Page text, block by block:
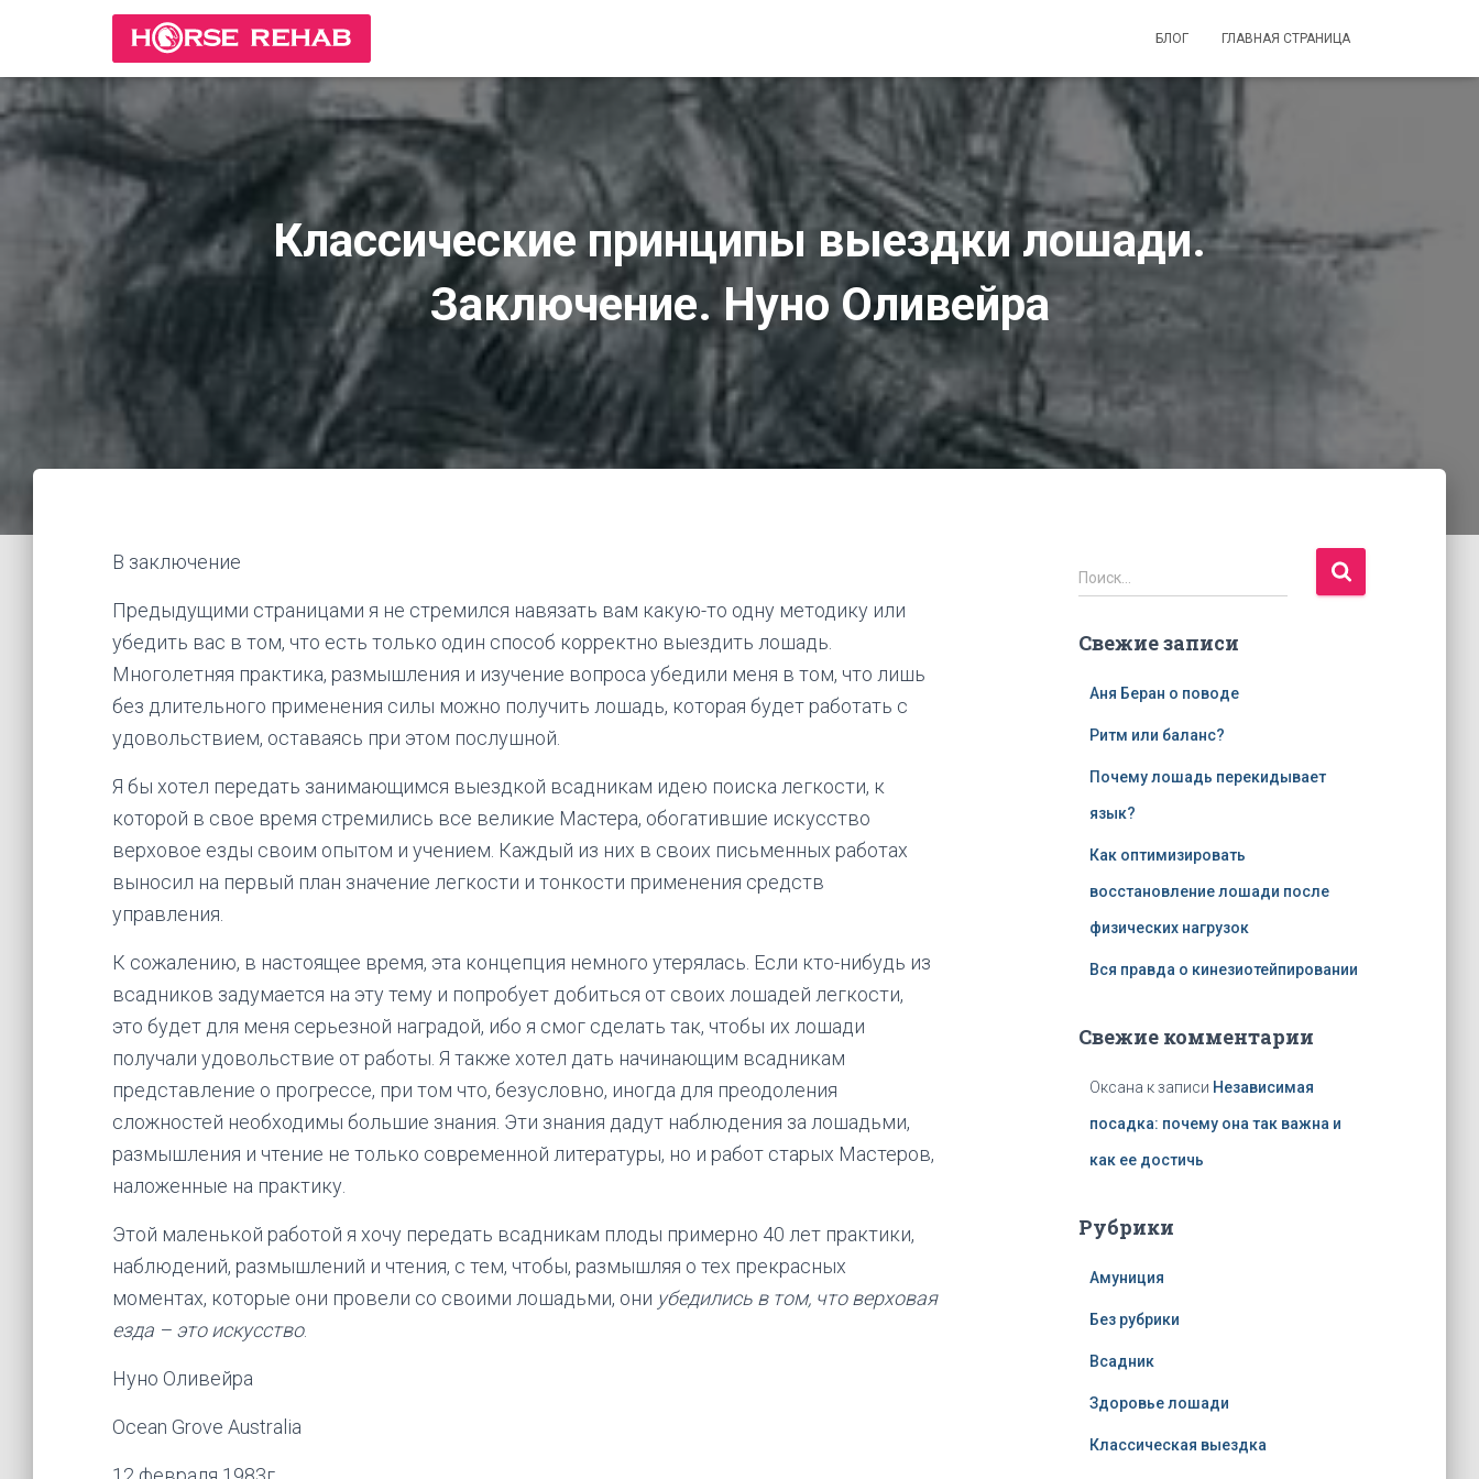
БЛОГ ГЛАВНАЯ СТРАНИЦА
Классические принципы выездки лошади.
Заключение. Нуно Оливейра
В заключение
Предыдущими страницами я не стремился навязать вам какую-то одну методику или
убедить вас в том, что есть только один способ корректно выездить лошадь.
Многолетняя практика, размышления и изучение вопроса убедили меня в том, что лишь
без длительного применения силы можно получить лошадь, которая будет работать c
удовольствием, оставаясь при этом послушной.
Я бы хотел передать занимающимся выездкой всадникам идею поиска легкости, к
которой в свое время стремились все великие Мастера, обогатившие искусство
верховое езды своим опытом и учением. Каждый из них в своих письменных работах
выносил на первый план значение легкости и тонкости применения средств
управления.
К сожалению, в настоящее время, эта концепция немного утерялась. Если кто-нибудь из
всадников задумается на эту тему и попробует добиться от своих лошадей легкости,
это будет для меня серьезной наградой, ибо я смог сделать так, чтобы их лошади
получали удовольствие от работы. Я также хотел дать начинающим всадникам
представление о прогрессе, при том что, безусловно, иногда для преодоления
сложностей необходимы большие знания. Эти знания дадут наблюдения за лошадьми,
размышления и чтение не только современной литературы, но и работ старых Мастеров,
наложенные на практику.
Этой маленькой работой я хочу передать всадникам плоды примерно 40 лет практики,
наблюдений, размышлений и чтения, с тем, чтобы, размышляя о тех прекрасных
моментах, которые они провели со своими лошадьми, они убедились в том, что верховая
езда – это искусство.
Нуно Оливейра
Ocean Grove Australia
Н
а
т
Поиск…
Свежие записи
Аня Беран о поводе
Ритм или баланс?
Почему лошадь перекидывает
язык?
Как оптимизировать
восстановление лошади после
физических нагрузок
Вся правда о кинезиотейпировании
Свежие комментарии
Оксана к записи Независимая
посадка: почему она так важна и
как ее достичь
Рубрики
Амуниция
Без рубрики
Всадник
Здоровье лошади
Классическая выездка